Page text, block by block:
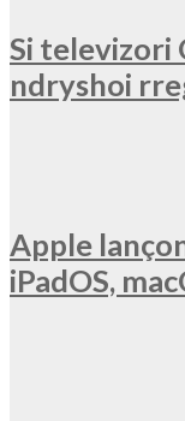
Si televizori
ndryshoi
Apple
iPadOS,